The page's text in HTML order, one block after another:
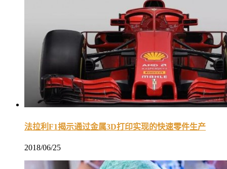
法拉利F1揭示通过金属3D打印实现的快速零件生产
2018/06/25